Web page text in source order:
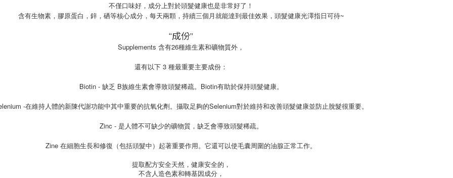
不僅口味好，成分上對於頭髮健康也是非常好了！
含有生物素，膠原蛋白，鋅，硒等核心成分，每天兩顆，持續三個月就能達到最佳效果，頭髮健康光澤指日可待~
‘‘成份’’
Supplements 含有26種維生素和礦物質外，
還有以下 3 種最重要主要成份：
Biotin - 缺乏 B族維生素會導致頭髮稀疏。Biotin有助於保持頭髮健康。
-在維持人體的新陳代謝功能中其中重要的抗氧化劑。攝取足夠的Selenium對於維持和改善頭髮健康並防止脫髮很重要。
Zinc - 是人體不可缺少的礦物質，缺乏會導致頭髮稀疏。
Zine 在細胞生長和修復（包括頭髮中）起著重要作用。它還可以使毛囊周圍的油腺正常工作。
提取配方安全天然，健康安全的，
不含人造色素和轉基因成分，